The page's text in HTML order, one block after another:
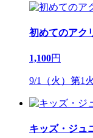
初めてのアク
1,100円
9/1（火）第1
キッズ・ジ